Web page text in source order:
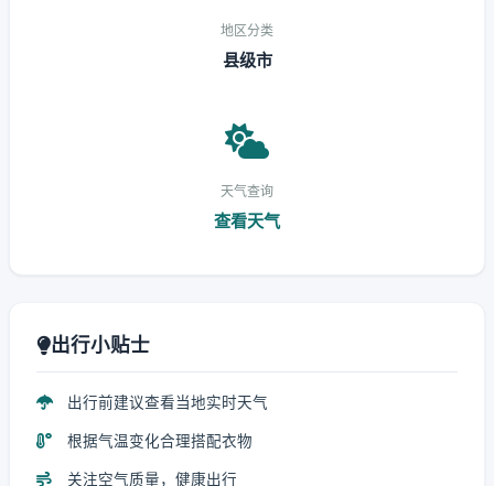
地区分类
县级市
天气查询
查看天气
出行小贴士
出行前建议查看当地实时天气
根据气温变化合理搭配衣物
关注空气质量，健康出行